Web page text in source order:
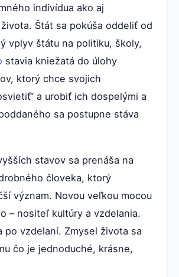
indivídua ako aj
Štát sa pokúša oddeliť od
vplyv štátu na politiku, školy,
stavia kniežatá do úlohy
ktorý chce svojich
a urobiť ich dospelými a
sa postupne stáva
stavov sa prenáša na
človeka, ktorý
význam. Novou veľkou mocou
– nositeľ kultúry a vzdelania.
po vzdelaní. Zmysel života sa
čo je jednoduché, krásne,